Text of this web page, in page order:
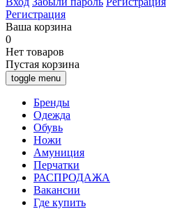
Регистрация
Ваша корзина
0
Нет товаров
Пустая корзина
toggle menu
Бренды
Одежда
Обувь
Ножи
Амуниция
Перчатки
РАСПРОДАЖА
Вакансии
Где купить